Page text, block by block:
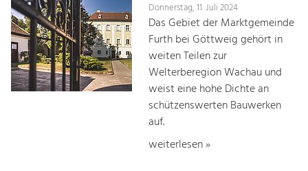
Donnerstag, 11. Juli 2024
Das Gebiet der Marktgemeinde
Furth bei Göttweig gehört in
weiten Teilen zur
Welterberegion Wachau und
weist eine hohe Dichte an
schützenswerten Bauwerken
auf.
weiterlesen »